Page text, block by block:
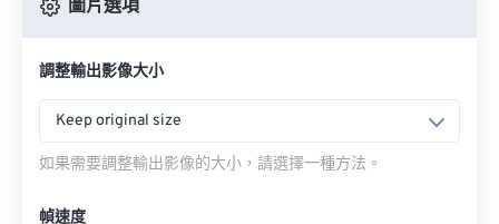
圖片選項
調整輸出影像大小
Keep original size
如果需要調整輸出影像的大小，請選擇一種方法。
幀速度